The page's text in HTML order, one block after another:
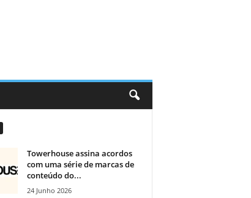
Towerhouse assina acordos
com uma série de marcas de
conteúdo do...
24 Junho 2026